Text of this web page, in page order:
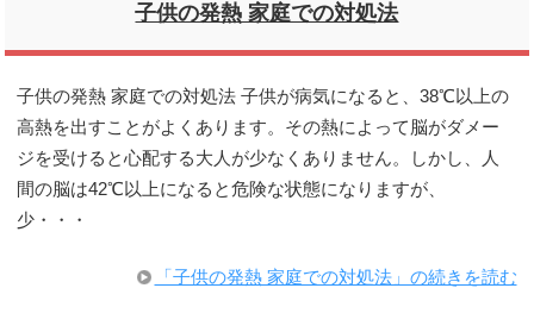
子供の発熱 家庭での対処法
子供の発熱 家庭での対処法 子供が病気になると、38℃以上の
高熱を出すことがよくあります。その熱によって脳がダメー
ジを受けると心配する大人が少なくありません。しかし、人
間の脳は42℃以上になると危険な状態になりますが、
少・・・
「子供の発熱 家庭での対処法」の続きを読む